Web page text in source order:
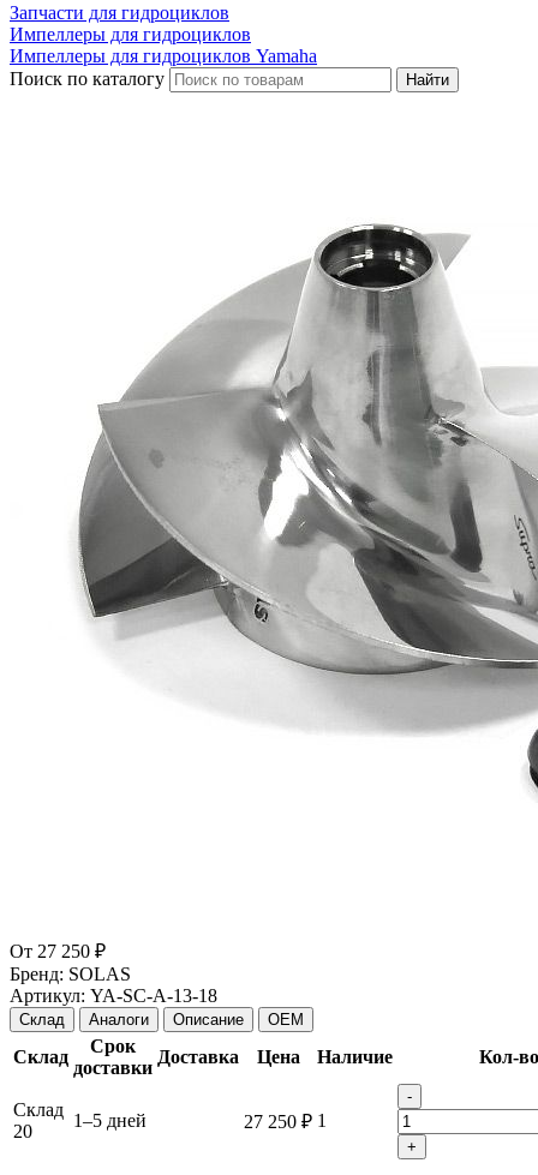
Запчасти для гидроциклов
Импеллеры для гидроциклов
Импеллеры для гидроциклов Yamaha
Поиск по каталогу
Найти
От 27 250 ₽
Бренд: SOLAS
Артикул: YA-SC-A-13-18
Склад Аналоги Описание OEM
Склад
Срок
доставки
Доставка Цена Наличие Кол-во
Склад
20
1–5 дней 27 250 ₽ 1
-
+